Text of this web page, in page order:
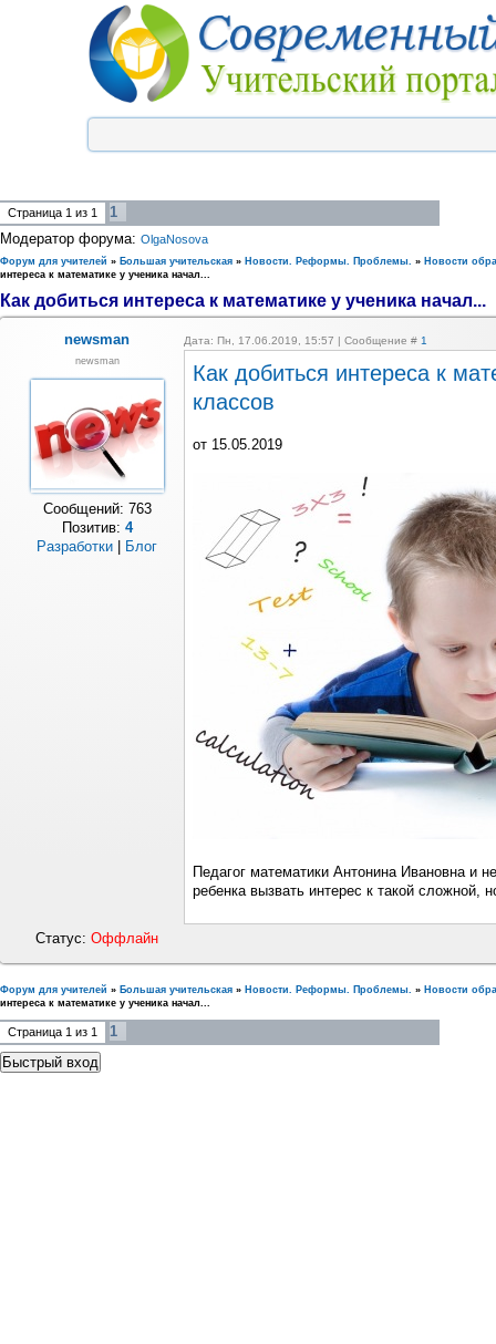
Страница 1 из 1
1
Модератор форума: OlgaNosova
Форум для учителей » Большая учительская » Новости. Реформы. Проблемы. » Новости
интереса к математике у ученика начал...
Как добиться интереса к математике у ученика начал...
newsman Дата: Пн, 17.06.2019, 15:57 | Сообщение # 1
newsman
Сообщений: 763
Позитив: 4
Разработки
Блог
Как добиться интереса к
классов
от 15.05.2019
Педагог математики Антонина Ивановна и
ребенка вызвать интерес к такой сложной,
Статус:Оффлайн
Форум для учителей » Большая учительская » Новости. Реформы. Проблемы. » Новости
интереса к математике у ученика начал...
Страница 1 из 1 1